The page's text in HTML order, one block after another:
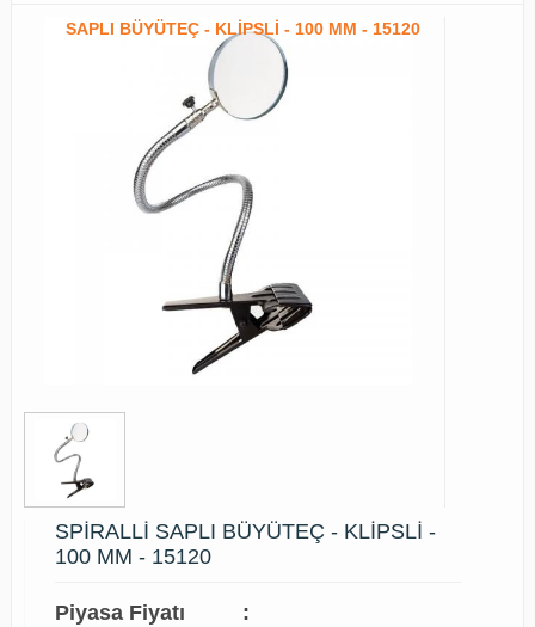
SAPLI BÜYÜTEÇ - KLİPSLİ - 100 MM - 15120
SPİRALLİ SAPLI BÜYÜTEÇ - KLİPSLİ -
100 MM - 15120
Piyasa Fiyatı
: